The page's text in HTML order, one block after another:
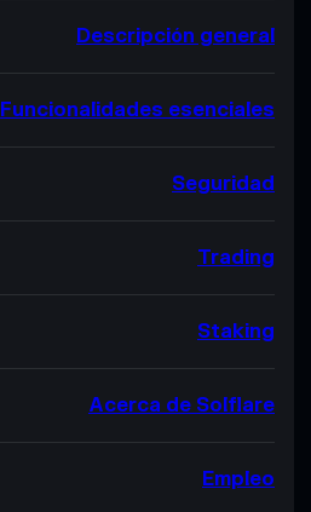
Descripción general
Funcionalidades esenciales
Seguridad
Trading
Staking
Acerca de Solflare
Empleo